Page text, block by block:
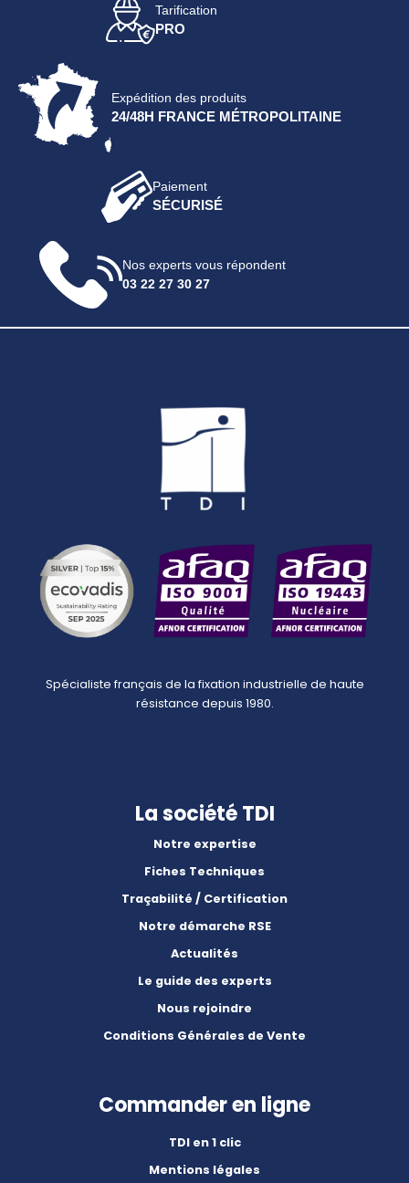
Tarification
PRO
Expédition des produits
24/48H FRANCE MÉTROPOLITAINE
Paiement
SÉCURISÉ
Nos experts vous répondent
03 22 27 30 27
Spécialiste français de la fixation industrielle de haute
résistance depuis 1980.
La société TDI
Notre expertise
Fiches Techniques
Traçabilité / Certification
Notre démarche RSE
Actualités
Le guide des experts
Nous rejoindre
Conditions Générales de Vente
Commander en ligne
TDI en 1 clic
Mentions légales